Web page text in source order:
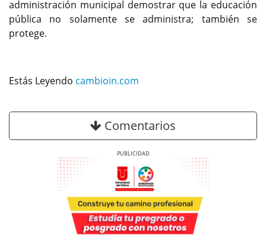
administración municipal demostrar que la educación
pública no solamente se administra; también se
protege.
Estás Leyendo cambioin.com
Comentarios